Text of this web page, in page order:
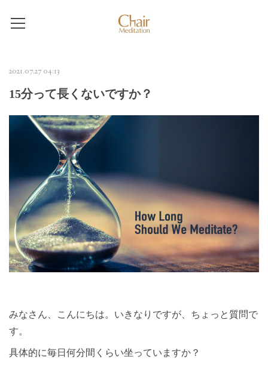
2021.07.27 04:13
15分って長くないですか？
みなさん、こんにちは。いきなりですが、ちょっと質問で
す。
具体的に毎日何分間くらい坐っていますか？